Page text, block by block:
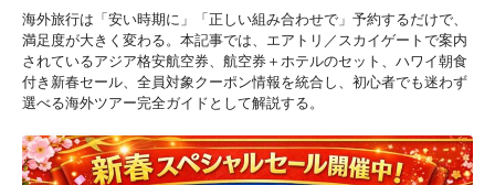
海外旅行は「安い時期に」「正しい組み合わせで」予約するだけで、
満足度が大きく変わる。本記事では、エアトリ／スカイゲートで案内
されているアジア格安航空券、航空券＋ホテルのセット、ハワイ朝食
付き新春セール、全員対象クーポン情報を統合し、初心者でも迷わず
選べる海外ツアー完全ガイドとして解説する。